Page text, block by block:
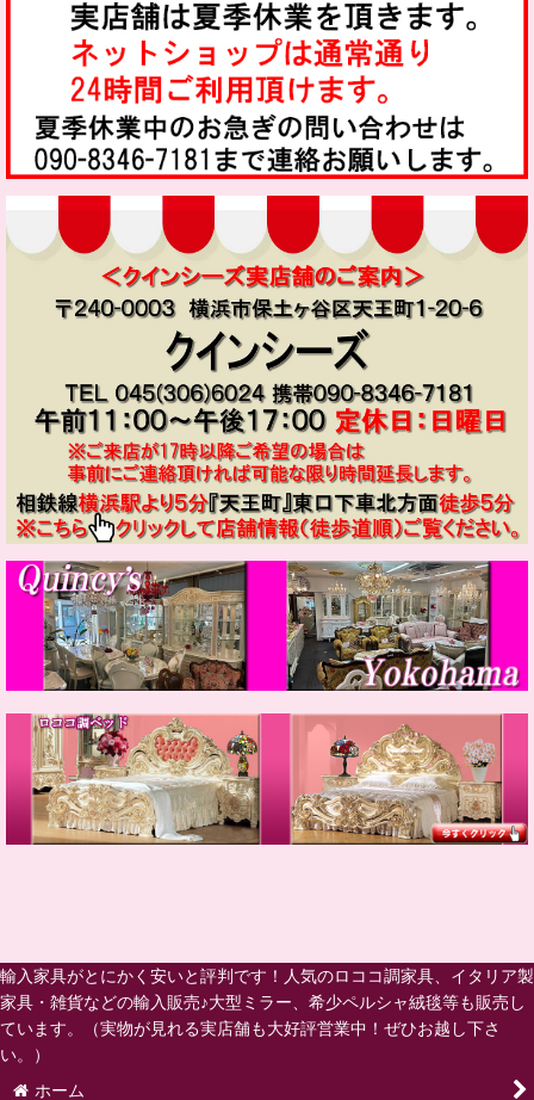
輸入家具がとにかく安いと評判です！人気のロココ調家具、イタリア製
家具・雑貨などの輸入販売♪大型ミラー、希少ペルシャ絨毯等も販売し
ています。（実物が見れる実店舗も大好評営業中！ぜひお越し下さ
い。）
ホーム